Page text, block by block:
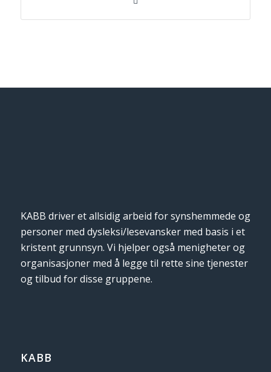
KABB driver et allsidig arbeid for synshemmede og
personer med dysleksi/lesevansker med basis i et
kristent grunnsyn. Vi hjelper også menigheter og
organisasjoner med å legge til rette sine tjenester
og tilbud for disse gruppene.
KABB